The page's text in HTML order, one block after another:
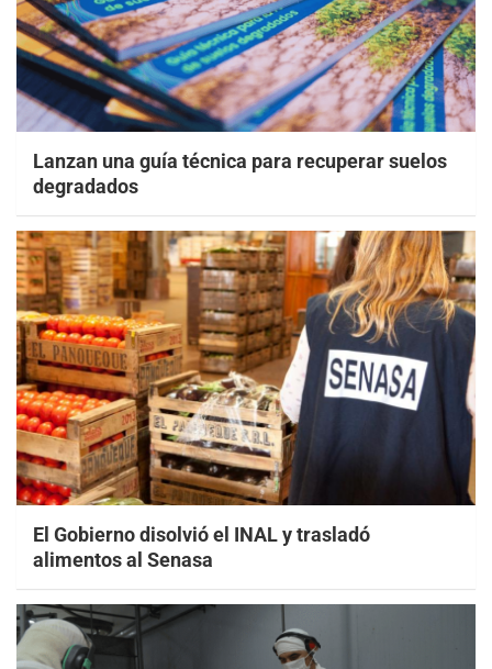
Lanzan una guía técnica para recuperar suelos
degradados
El Gobierno disolvió el INAL y trasladó
alimentos al Senasa